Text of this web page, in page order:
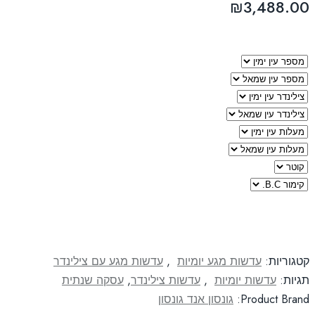
₪3,488.00
קטגוריות:עדשות מגע יומיות ,עדשות מגע עם צילינדר
תגיות:עדשות יומיות ,עדשות צילינדר,עסקה שנתית
Product Brand: גונסון אנד גונסון